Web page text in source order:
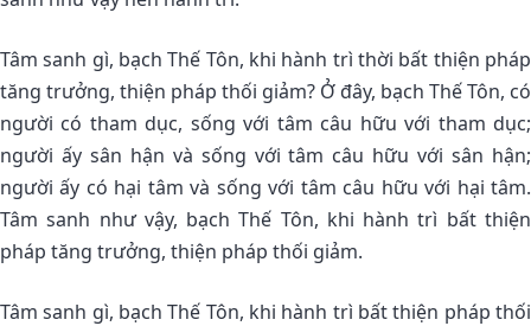
Tâm sanh gì, bạch Thế Tôn, khi hành trì thời bất thiện pháp
tăng trưởng, thiện pháp thối giảm? Ở đây, bạch Thế Tôn, có
người có tham dục, sống với tâm câu hữu với tham dục;
người ấy sân hận và sống với tâm câu hữu với sân hận;
người ấy có hại tâm và sống với tâm câu hữu với hại tâm.
Tâm sanh như vậy, bạch Thế Tôn, khi hành trì bất thiện
pháp tăng trưởng, thiện pháp thối giảm.
Tâm sanh gì, bạch Thế Tôn, khi hành trì bất thiện pháp thối